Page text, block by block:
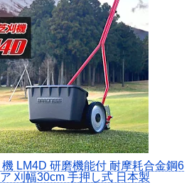
LM4D 研磨機能付 耐摩耗合金鋼6
刈幅30cm 手押し式 日本製